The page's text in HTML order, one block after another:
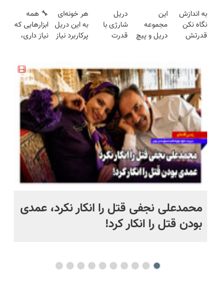
(تخفیف به
مدت
محدود)
همه قابل
استفاده‌ست!
تخفیف
خورد !
همین الان
تیکه
کاربردی با
ضمانت
ساخت!!!
به اندازش
نگاه نکن
قدرتش
درب
منزل+گارانتی
تعویض)
این
مجموعه
دریل و پیچ
نصف قیمت
بخر!😉
دریل
شارژی با
قدرت
با گارانتی
تعویض)
هر خونه‌ای
به این دریل
پرکاربرد نیاز
😉👌🏻
🔧 همه
ابزارهایی که
نیاز داری،
تخفیف به
مدت
محدود
محمدعلی نجفی قتل را انکار نکرد، عمدی
بودن قتل را انکار کرد!